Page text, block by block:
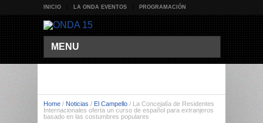
INICIO LA ONDA EVENTOS PROGRAMACIÓN
MENU
Home / Noticias / El Campello / La Concejalía de Residentes
Internacionales oferta un curso de español para extranjeros
basado en las costumbres populares